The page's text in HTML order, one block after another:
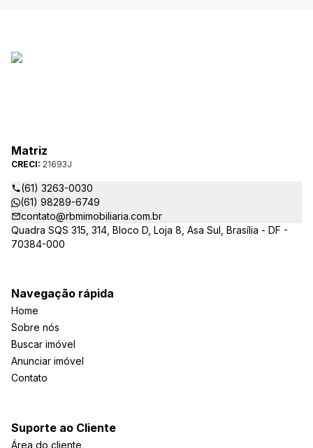
Matriz
CRECI: 21693J
(61) 3263-0030
(61) 98289-6749
contato@rbmimobiliaria.com.br
Quadra SQS 315, 314, Bloco D, Loja 8, Asa Sul, Brasília - DF -
70384-000
Navegação rápida
Home
Sobre nós
Buscar imóvel
Anunciar imóvel
Contato
Suporte ao Cliente
Área do cliente